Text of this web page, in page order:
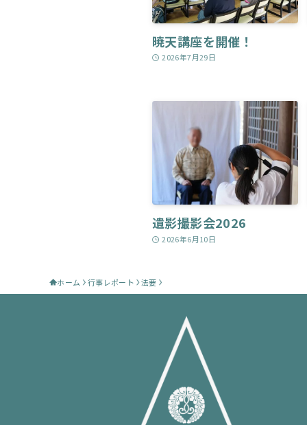
暁天講座を開催！
2026年7月29日
遺影撮影会2026
2026年6月10日
ホーム 行事レポート 法要